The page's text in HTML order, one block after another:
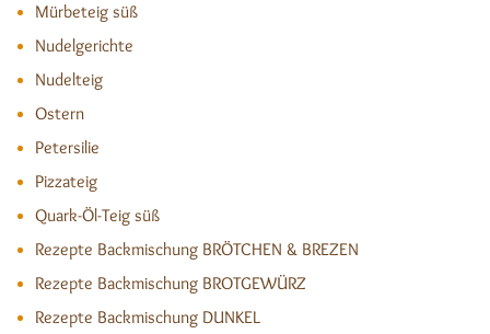
Mürbeteig süß
Nudelgerichte
Nudelteig
Ostern
Petersilie
Pizzateig
Quark-Öl-Teig süß
Rezepte Backmischung BRÖTCHEN & BREZEN
Rezepte Backmischung BROTGEWÜRZ
Rezepte Backmischung DUNKEL